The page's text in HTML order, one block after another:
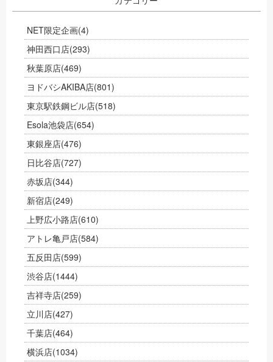
NET限定企画(4)
神田西口店(293)
秋葉原店(469)
ヨドバシAKIBA店(801)
東京駅鉄鋼ビル店(518)
Esola池袋店(654)
東銀座店(476)
日比谷店(727)
赤坂店(344)
新宿店(249)
上野広小路店(610)
アトレ亀戸店(584)
五反田店(599)
渋谷店(1444)
吉祥寺店(259)
立川店(427)
千葉店(464)
横浜店(1034)